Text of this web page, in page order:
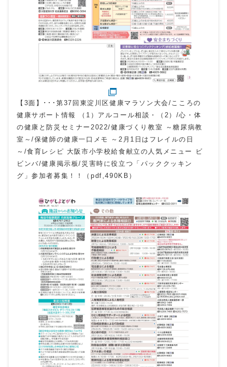
【3面】･･･第37回東淀川区健康マラソン大会/こころの
健康サポート情報 （1）アルコール相談・（2）/心・体
の健康と防災セミナー2022/健康づくり教室 ～糖尿病教
室～/保健師の健康一口メモ ～2月1日はフレイルの日
～/食育レシピ 大阪市小学校給食献立の人気メニュー ビ
ビンバ/健康掲示板/災害時に役立つ「パッククッキン
グ」参加者募集！！（pdf,490KB）